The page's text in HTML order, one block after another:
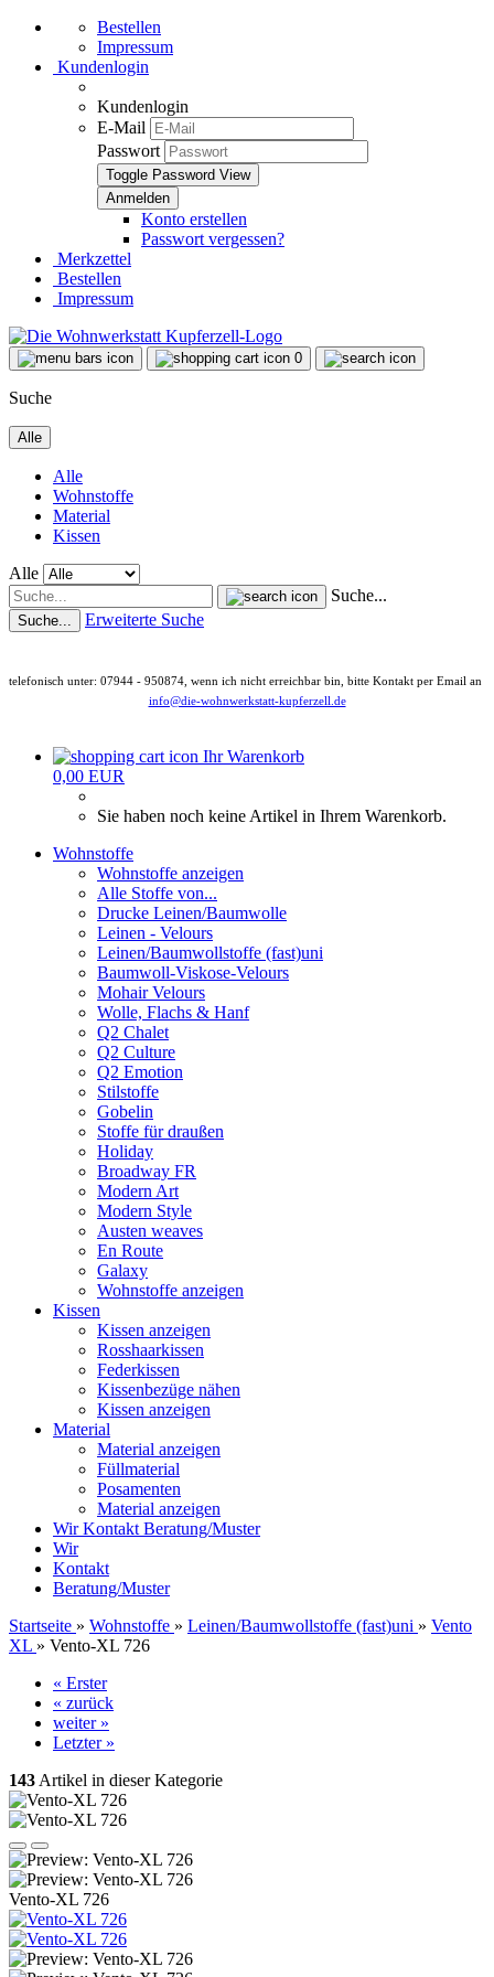
Bestellen
Impressum
Kundenlogin
Kundenlogin
E-Mail
Passwort
Toggle Password View
Konto erstellen
Passwort vergessen?
Merkzettel
Bestellen
Impressum
0
Suche
Alle
Alle
Wohnstoffe
Material
Kissen
Alle
Suche...
Suche... Erweiterte Suche
telefonisch unter: 07944 - 950874, wenn ich nicht erreichbar bin, bitte Kontakt per Email an
info@die-wohnwerkstatt-kupferzell.de
Ihr Warenkorb
0,00 EUR
Sie haben noch keine Artikel in Ihrem Warenkorb.
Wohnstoffe
Wohnstoffe anzeigen
Alle Stoffe von...
Drucke Leinen/Baumwolle
Leinen - Velours
Leinen/Baumwollstoffe (fast)uni
Baumwoll-Viskose-Velours
Mohair Velours
Wolle, Flachs & Hanf
Q2 Chalet
Q2 Culture
Q2 Emotion
Stilstoffe
Gobelin
Stoffe für draußen
Holiday
Broadway FR
Modern Art
Modern Style
Austen weaves
En Route
Galaxy
Wohnstoffe anzeigen
Kissen
Kissen anzeigen
Rosshaarkissen
Federkissen
Kissenbezüge nähen
Kissen anzeigen
Material
Material anzeigen
Füllmaterial
Posamenten
Material anzeigen
WirKontakt Beratung/Muster
Wir
Kontakt
Beratung/Muster
Startseite » Wohnstoffe » Leinen/Baumwollstoffe (fast)uni » Vento
XL » Vento-XL 726
« Erster
« zurück
weiter »
Letzter »
143 Artikel in dieser Kategorie
Vento-XL 726